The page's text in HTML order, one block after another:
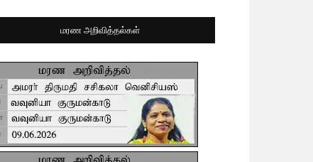
மரண அறிவித்தல்கள்